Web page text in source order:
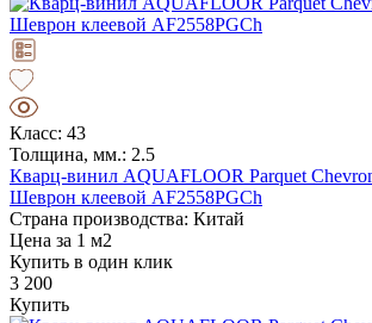
Класс: 43
Толщина, мм.: 2.5
Кварц-винил AQUAFLOOR Parquet
Шеврон клеевой AF2558PGCh
Страна производства: Китай
Цена за 1 м2
Купить в один клик
3 200
Купить